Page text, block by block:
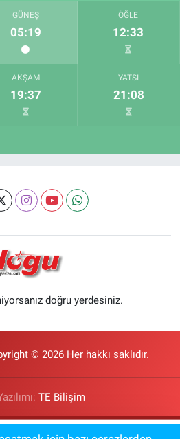
GÜNEŞ
05:19
ÖĞLE
12:33
AKŞAM
19:37
YATSI
21:08
doğru yerdesiniz.
© 2026 Her hakkı saklıdır.
TE Bilişim